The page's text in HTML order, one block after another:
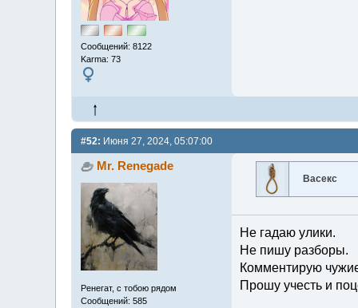
Сообщений: 8122
Karma: 73
#52: Июня 27, 2024, 05:07:00
Mr. Renegade
Ренегат, с тобою рядом
Сообщений: 585
Васекс
Не гадаю улики.
Не пишу разборы.
Комментирую
Прошу учесть и